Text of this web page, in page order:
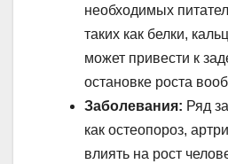
необходимых
таких как белки,
может привести к
остановке роста
Заболевания: Ряд
как остеопороз,
влиять на рост